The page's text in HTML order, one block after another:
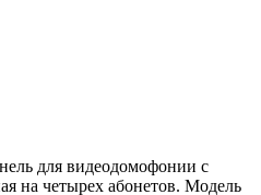
для видеодомофонии с
на четырех абонетов. Модель